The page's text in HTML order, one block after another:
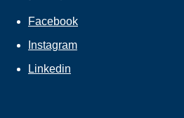
Facebook
Instagram
Linkedin